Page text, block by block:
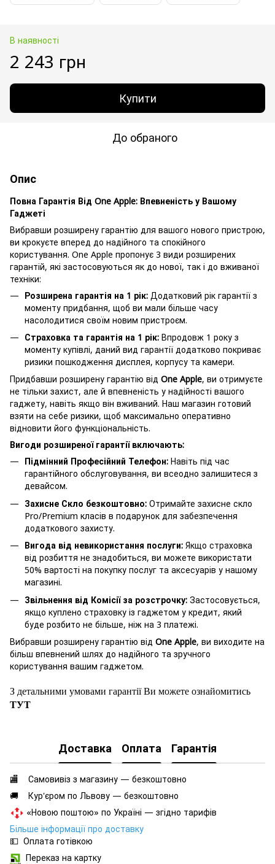
В наявності
2 243 грн
Купити
До обраного
Опис
Повна Гарантія Від One Apple: Впевненість у Вашому
Гаджеті
Вибравши розширену гарантію для вашого нового пристрою,
ви крокуєте вперед до надійного та спокійного
користування. One Apple пропонує 3 види розширених
гарантій, які застосовуються як до нової, так і до вживаної
техніки:
Розширена гарантія на 1 рік: Додатковий рік гарантії з
моменту придбання, щоб ви мали більше часу
насолодитися своїм новим пристроєм.
Страховка та гарантія на 1 рік: Впродовж 1 року з
моменту купівлі, даний вид гарантії додатково покриває
ризики пошкодження дисплея, корпусу та камери.
Придбавши розширену гарантію від One Apple, ви отримуєте
не тільки захист, але й впевненість у надійності вашого
гаджету, навіть якщо він вживаний. Наш магазин готовий
взяти на себе ризики, щоб максимально оперативно
відновити його функціональність.
Вигоди розширеної гарантії включають:
Підмінний Професійний Телефон: Навіть під час
гарантійного обслуговування, ви всеодно залишитеся з
девайсом.
Захисне Скло безкоштовно: Отримайте захисне скло
Pro/Premium класів в подарунок для забезпечення
додаткового захисту.
Вигода від невикористання послуги: Якщо страховка
від розбиття не знадобиться, ви можете використати
50% вартості на покупку послуг та аксесуарів у нашому
магазині.
Звільнення від Комісії за розстрочку: Застосовується,
якщо куплено страховку із гаджетом у кредит, який
буде розбито не більше, ніж на 3 платежі.
Вибравши розширену гарантію від One Apple, ви виходите на
більш впевнений шлях до надійного та зручного
користування вашим гаджетом.
З детальними умовами гарантії Ви можете ознайомитись
ТУТ
Доставка Оплата Гарантія
🏬 Самовивіз з магазину — безкоштовно
🚚 Кур'єром по Львову — безкоштовно
«Новою поштою» по Україні — згідно тарифів
Більше інформації про доставку
💵 Оплата готівкою
Переказ на картку